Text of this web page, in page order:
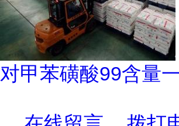
对甲苯磺酸99含量